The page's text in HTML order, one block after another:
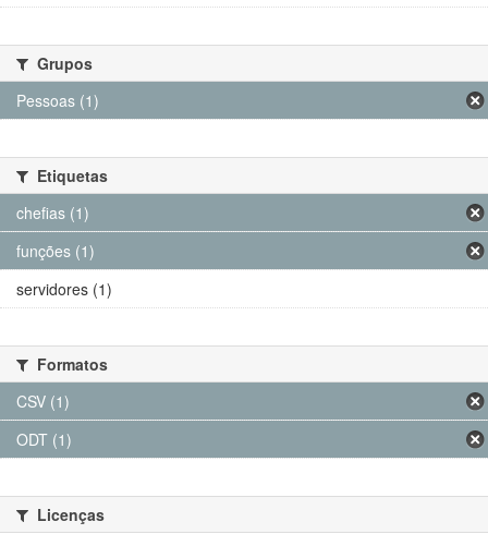
Grupos
Pessoas (1)
Etiquetas
chefias (1)
funções (1)
servidores (1)
Formatos
CSV (1)
ODT (1)
Licenças